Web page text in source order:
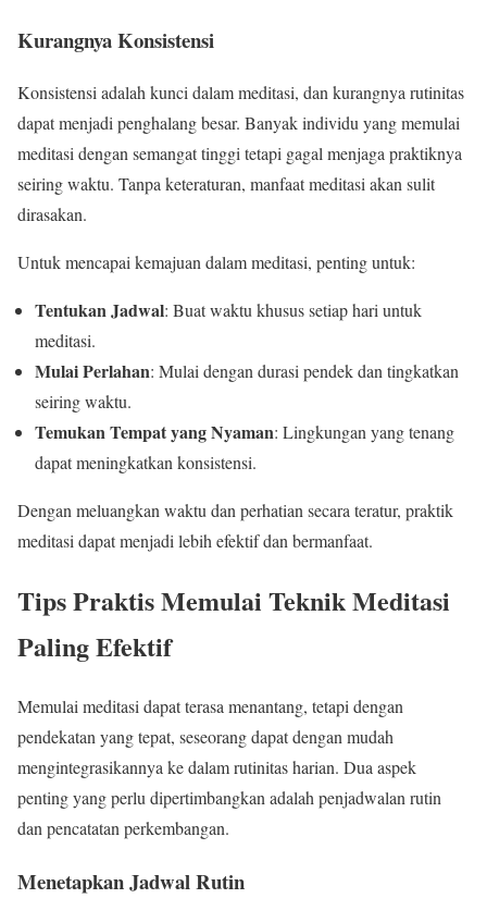
Kurangnya Konsistensi
Konsistensi adalah kunci dalam meditasi, dan kurangnya rutinitas
dapat menjadi penghalang besar. Banyak individu yang memulai
meditasi dengan semangat tinggi tetapi gagal menjaga praktiknya
seiring waktu. Tanpa keteraturan, manfaat meditasi akan sulit
dirasakan.
Untuk mencapai kemajuan dalam meditasi, penting untuk:
Tentukan Jadwal: Buat waktu khusus setiap hari untuk
meditasi.
Mulai Perlahan: Mulai dengan durasi pendek dan tingkatkan
seiring waktu.
Temukan Tempat yang Nyaman: Lingkungan yang tenang
dapat meningkatkan konsistensi.
Dengan meluangkan waktu dan perhatian secara teratur, praktik
meditasi dapat menjadi lebih efektif dan bermanfaat.
Tips Praktis Memulai Teknik Meditasi
Paling Efektif
Memulai meditasi dapat terasa menantang, tetapi dengan
pendekatan yang tepat, seseorang dapat dengan mudah
mengintegrasikannya ke dalam rutinitas harian. Dua aspek
penting yang perlu dipertimbangkan adalah penjadwalan rutin
dan pencatatan perkembangan.
Menetapkan Jadwal Rutin